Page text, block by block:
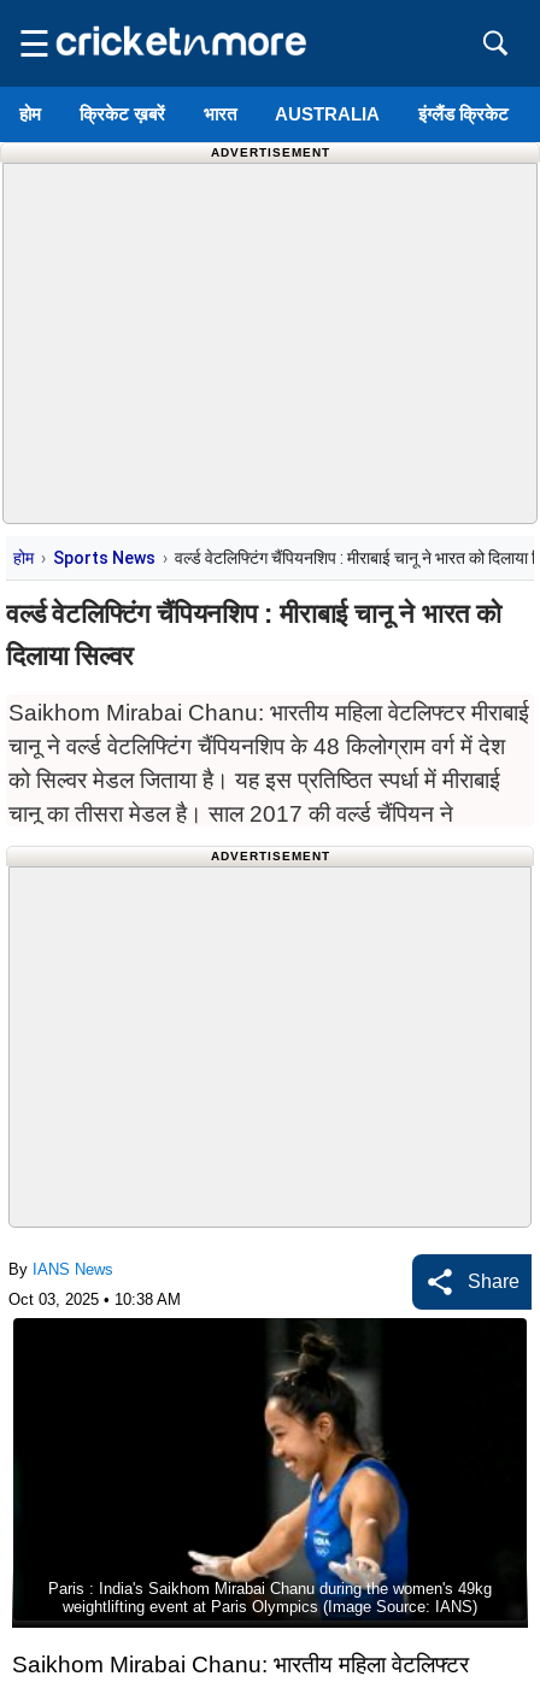
☰
होम क्रिकेट ख़बरें भारत AUSTRALIA इंग्लैंड क्रिकेट
ADVERTISEMENT
होम Sports News वर्ल्ड वेटलिफ्टिंग चैंपियनशिप : मीराबाई चानू ने भारत को दिलाया
वर्ल्ड वेटलिफ्टिंग चैंपियनशिप : मीराबाई चानू ने भारत को
दिलाया सिल्वर
Saikhom Mirabai Chanu: भारतीय महिला वेटलिफ्टर मीराबाई
चानू ने वर्ल्ड वेटलिफ्टिंग चैंपियनशिप के 48 किलोग्राम वर्ग में देश
को सिल्वर मेडल जिताया है। यह इस प्रतिष्ठित स्पर्धा में मीराबाई
चानू का तीसरा मेडल है। साल 2017 की वर्ल्ड चैंपियन ने
ADVERTISEMENT
By IANS News
Oct 03, 2025 • 10:38 AM
Share
Paris : India's Saikhom Mirabai Chanu during the women's 49kg
weightlifting event at Paris Olympics (Image Source: IANS)
Saikhom Mirabai Chanu: भारतीय महिला वेटलिफ्टर